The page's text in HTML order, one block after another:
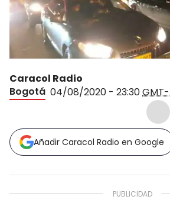
Caracol Radio
Bogotá 04/08/2020 - 23:30
Añadir Caracol Radio en Google